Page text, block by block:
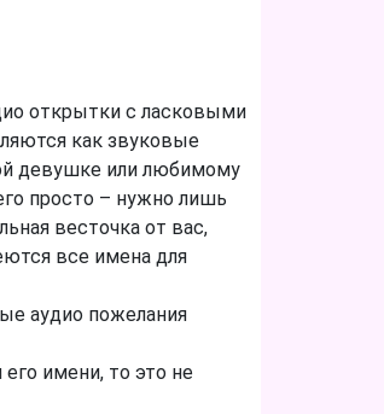
открытки с ласковыми
как звуковые
девушке или любимому
просто – нужно лишь
весточка от вас,
все имена для
аудио пожелания
имени, то это не